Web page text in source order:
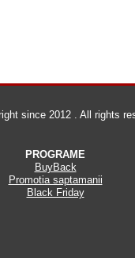
since 2012 . All rights
PROGRAME
BuyBack
Promotia saptamanii
Black Friday